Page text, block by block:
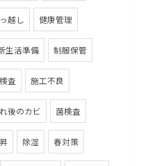
越し 健康管理
生活準備 制服保管
査 施工不良
後のカビ 菌検査
除湿 春対策